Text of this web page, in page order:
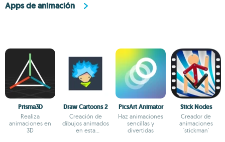
Apps de animación
Prisma3D
Realiza
animaciones en
3D
Draw Cartoons 2
Creación de
dibujos animados
en esta
PicsArt Animator
Haz animaciones
sencillas y
divertidas
Stick Nodes
Creador de
animaciones
'stickman'